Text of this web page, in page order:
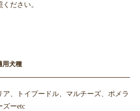
ださい。
用犬種
、トイプードル、マルチーズ、ポメラ
ズーetc